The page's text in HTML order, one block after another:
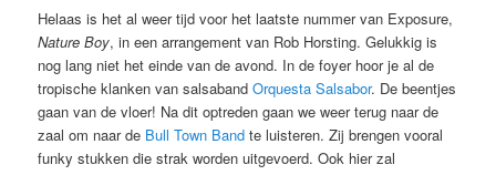
Helaas is het al weer tijd voor het laatste nummer van Exposure,
Nature Boy, in een arrangement van Rob Horsting. Gelukkig is
nog lang niet het einde van de avond. In de foyer hoor je al de
tropische klanken van salsabandOrquesta Salsabor. De beentjes
gaan van de vloer! Na dit optreden gaan we weer terug naar de
zaal om naar de Bull Town Band te luisteren. Zij brengen vooral
funky stukken die strak worden uitgevoerd. Ook hier zal